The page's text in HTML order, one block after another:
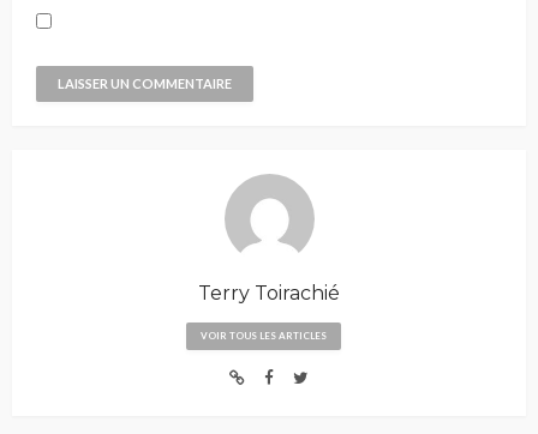
Terry Toirachié
VOIR TOUS LES ARTICLES